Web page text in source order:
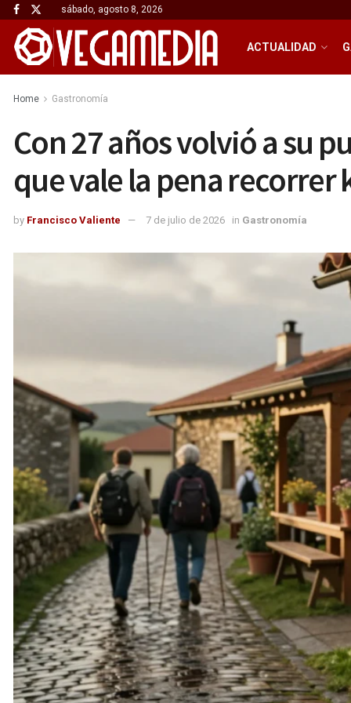
sábado, agosto 8, 2026
ACTUALIDAD
Home Gastronomía
Con 27 años volvió a su
que vale la pena
by Francisco Valiente 7 de julio de 2026 in Gastronomía